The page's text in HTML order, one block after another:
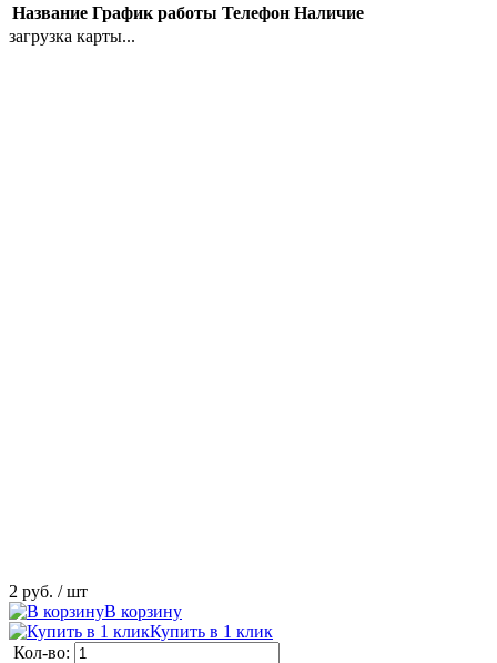
Название График работы Телефон Наличие
загрузка карты...
2 руб. / шт
В корзину
Купить в 1 клик
Кол-во: